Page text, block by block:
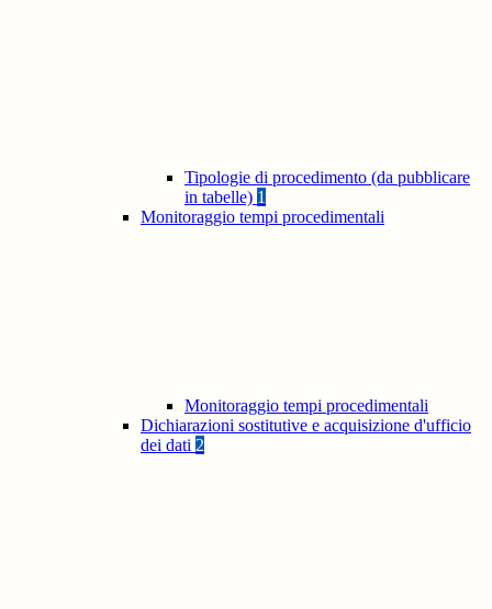
Tipologie di procedimento (da pubblicare
in tabelle) 1
Monitoraggio tempi procedimentali
Monitoraggio tempi procedimentali
Dichiarazioni sostitutive e acquisizione d'ufficio
dei dati 2